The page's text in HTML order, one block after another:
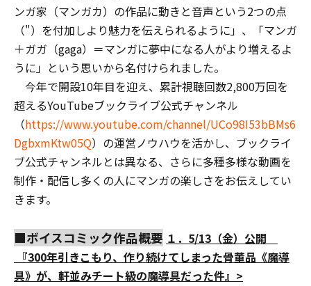
ンガ家（マンガカ）の作品に動きと音声という2つの点
（"）を付加しより魅力を伝えられるように」、「マンガ
＋ガガ（gaga）＝マンガに夢中になる人がより増えるよ
うに」という思いから名付けられました。
今年で開設10年目を迎え、累計視聴回数2,800万回を
超えるYouTubeブックライブ公式チャンネル
（https://www.youtube.com/channel/UCo98I53bBMs6
DgbxmKtw05Q）の運営ノウハウを活かし、ブックライ
ブ公式チャンネルとは異なる、さらに多種多様な動画を
制作・配信し多くの人にマンガの楽しさをお伝えしてい
きます。
■ボイスコミック作品概要 １．5/13（金）公開
『300年引きこもり、作り続けてしまった骨董品《魔導
具》が、軒並みチート級の魔導具だった件』>